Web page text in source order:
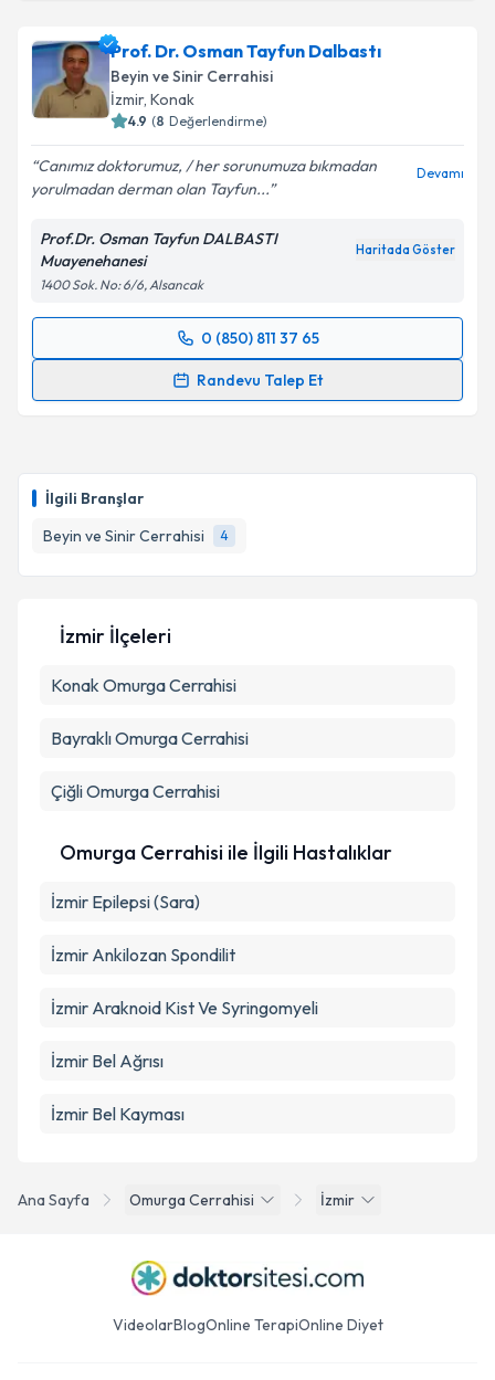
İlgili Branşlar
Beyin ve Sinir Cerrahisi
4
Prof. Dr. Osman Tayfun Dalbastı
Beyin ve Sinir Cerrahisi
İzmir, Konak
4.9 (8 Değerlendirme)
Canımız doktorumuz, / her sorunumuza bıkmadan
yorulmadan derman olan Tayfun...
Devamı
Prof.Dr. Osman Tayfun DALBASTI
Muayenehanesi
Haritada Göster
1400 Sok. No: 6/6, Alsancak
0 (850) 811 37 65
Randevu Talep Et
Randevu Takvimi Talebi
bilgilendireceğiz.
E-posta Adresiniz
Kişisel verilerimin işlenmesine ilişkin
kapsamda işlenmesini kabul ediyorum.
Ana Sayfa Omurga Cerrahisi İzmir
İzmir İlçeleri
Konak Omurga Cerrahisi
BayraklıOmurga Cerrahisi
ÇiğliOmurga Cerrahisi
Omurga Cerrahisi ile İlgili Hastalıklar
İzmir Epilepsi (Sara)
İzmir Ankilozan Spondilit
İzmir Araknoid Kist Ve Syringomyeli
İzmir Bel Ağrısı
İzmir Bel Kayması
VideolarBlogOnline TerapiOnline Diyet